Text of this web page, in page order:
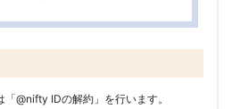
「@nifty IDの解約」を行います。